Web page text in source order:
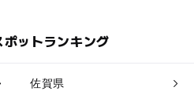
ットランキング
佐賀県